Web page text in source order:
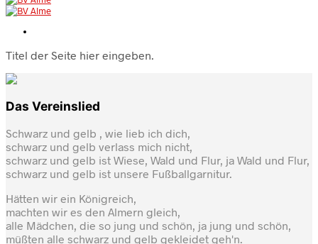
Titel der Seite hier eingeben.
Das Vereinslied
Schwarz und gelb , wie lieb ich dich,
schwarz und gelb verlass mich nicht,
schwarz und gelb ist Wiese, Wald und Flur, ja Wald und Flur,
schwarz und gelb ist unsere Fußballgarnitur.
Hätten wir ein Königreich,
machten wir es den Almern gleich,
alle Mädchen, die so jung und schön, ja jung und schön,
müßten alle schwarz und gelb gekleidet geh'n.